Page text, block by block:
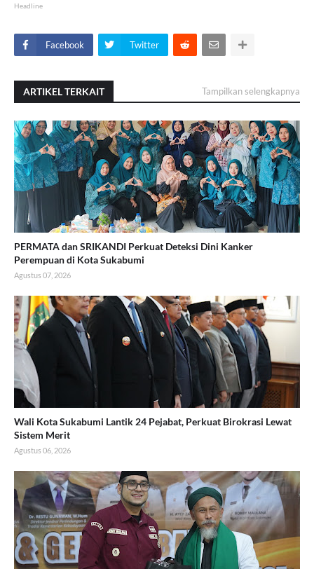
Headline
Facebook Twitter
ARTIKEL TERKAIT Tampilkan selengkapnya
PERMATA dan SRIKANDI Perkuat Deteksi Dini Kanker
Perempuan di Kota Sukabumi
Agustus 07, 2026
Wali Kota Sukabumi Lantik 24 Pejabat, Perkuat Birokrasi Lewat
Sistem Merit
Agustus 06, 2026